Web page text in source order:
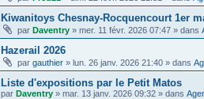
Kiwanitoys Chesnay-Rocquencourt 1er
par Daventry » mer. 11 févr. 2026 07:47 » dans
Hazerail 2026
par gauthier » lun. 26 janv. 2026 21:40 » dans
Liste d'expositions par le Petit Matos
par Daventry » mar. 13 janv. 2026 09:32 » dans